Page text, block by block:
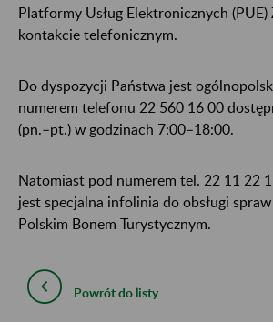
Platformy Usług Elektronicznych (PUE)
kontakcie telefonicznym.
Do dyspozycji Państwa jest
numerem telefonu 22 560 16 00
(pn.–pt.) w godzinach 7:00–18:00.
Natomiast pod numerem tel. 22 11 22
jest specjalna infolinia do obsługi
Polskim Bonem Turystycznym.
Powrót do listy